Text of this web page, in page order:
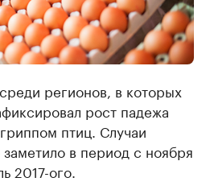
регионов, в которых
рост падежа
птиц. Случаи
в период с ноября
2017-ого.